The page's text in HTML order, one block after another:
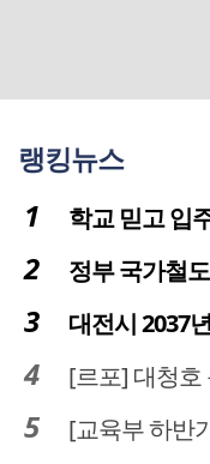
랭킹뉴스
학교 믿고 입주
정부 국가철도
대전시 2037년 전
[르포] 대청호 녹조
[교육부 하반기 업무계획] 국가